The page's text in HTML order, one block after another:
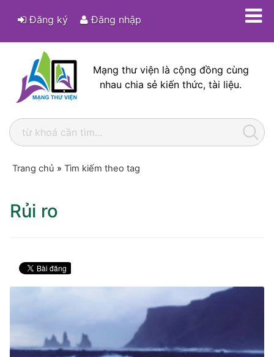
Đăng ký Đăng nhập
Mạng thư viện là cộng đồng cùng
nhau chia sẻ kiến thức, tài liệu.
Trang chủ » Tìm kiếm theo tag
Rủi ro